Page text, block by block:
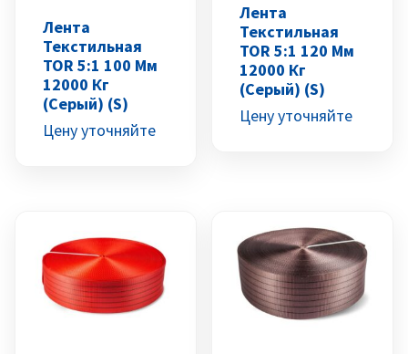
Лента
Текстильная
TOR 5:1 100 Мм
12000 Кг
(серый) (S)
Цену уточняйте
Лента
Текстильная
TOR 5:1 120 Мм
12000 Кг
(серый) (S)
Цену уточняйте